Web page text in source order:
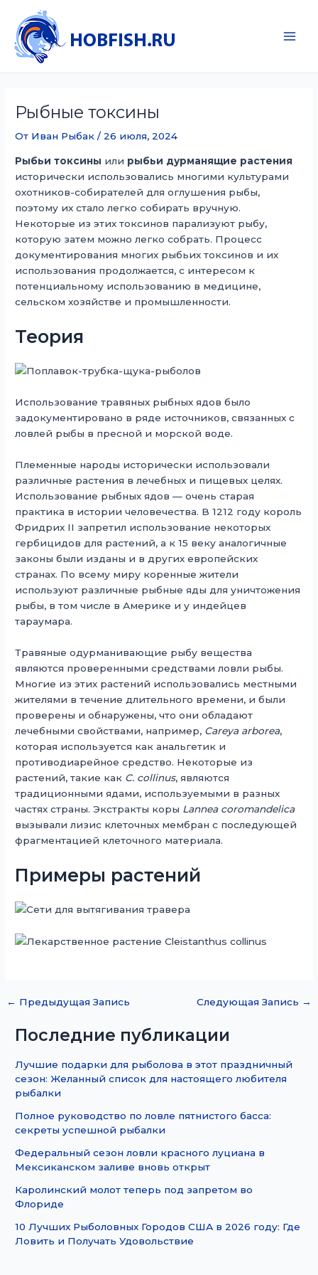
содержимому
Рыбные токсины
От Иван Рыбак/ 26 июля, 2024
Рыбьи токсины или рыбьи дурманящие растения
исторически использовались многими культурами
охотников-собирателей для оглушения рыбы,
поэтому их стало легко собирать вручную.
Некоторые из этих токсинов парализуют рыбу,
которую затем можно легко собрать. Процесс
документирования многих рыбьих токсинов и их
использования продолжается, с интересом к
потенциальному использованию в медицине,
сельском хозяйстве и промышленности.
Теория
Использование травяных рыбных ядов было
задокументировано в ряде источников, связанных с
ловлей рыбы в пресной и морской воде.
Племенные народы исторически использовали
различные растения в лечебных и пищевых целях.
Использование рыбных ядов — очень старая
практика в истории человечества. В 1212 году король
Фридрих II запретил использование некоторых
гербицидов для растений, а к 15 веку аналогичные
законы были изданы и в других европейских
странах. По всему миру коренные жители
используют различные рыбные яды для уничтожения
рыбы, в том числе в Америке и у индейцев
тараумара.
Травяные одурманивающие рыбу вещества
являются проверенными средствами ловли рыбы.
Многие из этих растений использовались местными
жителями в течение длительного времени, и были
проверены и обнаружены, что они обладают
лечебными свойствами, например, Careya arborea,
которая используется как анальгетик и
противодиарейное средство. Некоторые из
растений, такие как C. collinus, являются
традиционными ядами, используемыми в разных
частях страны. Экстракты коры Lannea coromandelica
вызывали лизис клеточных мембран с последующей
фрагментацией клеточного материала.
Примеры растений
← Предыдущая Запись Следующая Запись →
Последние публикации
Лучшие подарки для рыболова в этот праздничный
сезон: Желанный список для настоящего любителя
рыбалки
Полное руководство по ловле пятнистого басса:
секреты успешной рыбалки
Федеральный сезон ловли красного луциана в
Мексиканском заливе вновь открыт
Каролинский молот теперь под запретом во
Флориде
10 Лучших Рыболовных Городов США в 2026 году: Где
Ловить и Получать Удовольствие